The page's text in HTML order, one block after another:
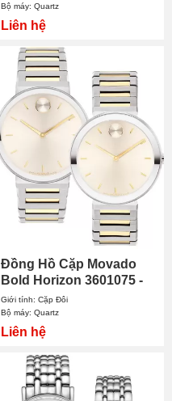
Bộ máy: Quartz
Liên hệ
Đồng Hồ Cặp Movado
Bold Horizon 3601075 -
3601091
Giới tính: Cặp Đôi
Bộ máy: Quartz
Liên hệ